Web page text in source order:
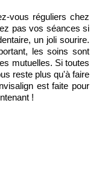
vous réguliers chez
pas vos séances si
un joli sourire.
les soins sont
mutuelles. Si toutes
reste plus qu'à faire
est faite pour
!